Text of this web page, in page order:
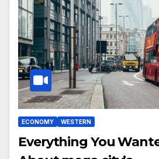
ECONOMY WESTERN
Everything You